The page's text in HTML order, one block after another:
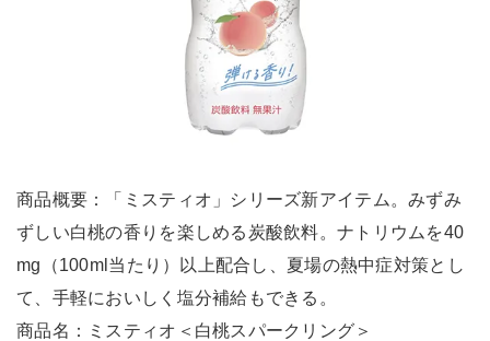
商品概要：「ミスティオ」シリーズ新アイテム。みずみ
ずしい白桃の香りを楽しめる炭酸飲料。ナトリウムを40
mg（100ml当たり）以上配合し、夏場の熱中症対策とし
て、手軽においしく塩分補給もできる。
商品名：ミスティオ＜白桃スパークリング＞